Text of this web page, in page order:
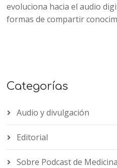
evoluciona hacia el audio
formas de compartir
Categorías
Audio y divulgación
Editorial
Sobre Podcast de Medicina